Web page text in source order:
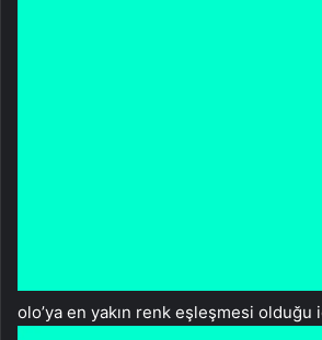
olo’ya en yakın renk eşleşmesi